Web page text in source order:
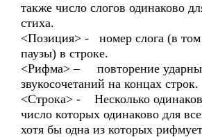
также число слогов одинаково
стиха.
<Позиция> - номер слога (в том
паузы) в строке.
<Рифма> – повторение
звукосочетаний на концах строк.
<Строка> - Несколько
число которых одинаково для
хотя бы одна из которых